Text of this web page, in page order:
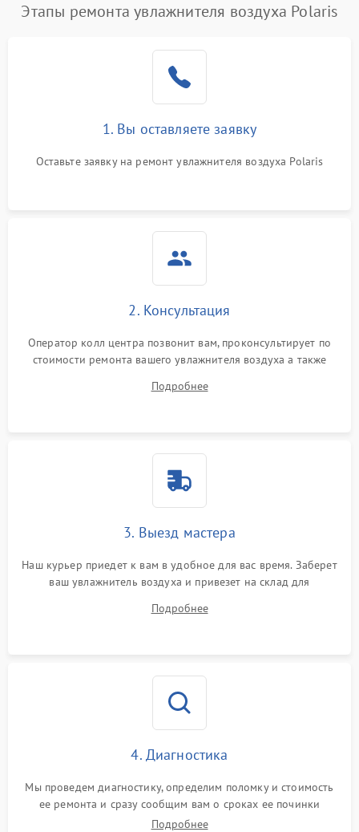
Этапы ремонта увлажнителя воздуха Polaris
1. Вы оставляете заявку
Оставьте заявку на ремонт увлажнителя воздуха Polaris
2. Консультация
Оператор колл центра позвонит вам, проконсультирует по
стоимости ремонта вашего увлажнителя воздуха а также
Подробнее
3. Выезд мастера
Наш курьер приедет к вам в удобное для вас время. Заберет
ваш увлажнитель воздуха и привезет на склад для
Подробнее
4. Диагностика
Мы проведем диагностику, определим поломку и стоимость
ее ремонта и сразу сообщим вам о сроках ее починки
Подробнее